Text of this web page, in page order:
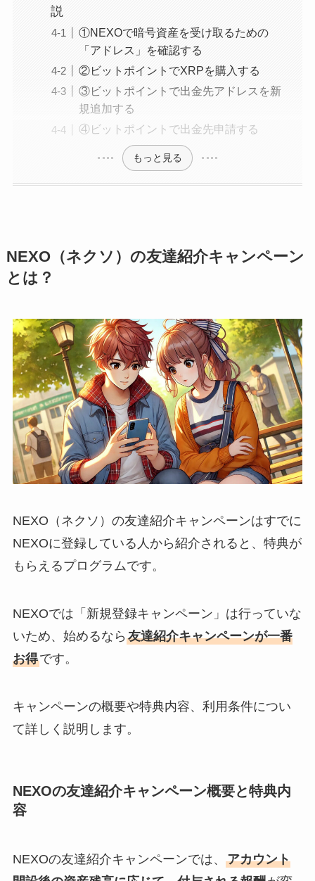
説
①NEXOで暗号資産を受け取るための
「アドレス」を確認する
②ビットポイントでXRPを購入する
③ビットポイントで出金先アドレスを新
規追加する
④ビットポイントで出金先申請する
もっと見る
NEXO（ネクソ）の友達紹介キャンペーン
とは？
NEXO（ネクソ）の友達紹介キャンペーンはすでに
NEXOに登録している人から紹介されると、特典が
もらえるプログラムです。
NEXOでは「新規登録キャンペーン」は行っていな
いため、始めるなら 友達紹介キャンペーンが一番
お得です。
キャンペーンの概要や特典内容、利用条件につい
て詳しく説明します。
NEXOの友達紹介キャンペーン概要と特典内
容
NEXOの友達紹介キャンペーンでは、 アカウント